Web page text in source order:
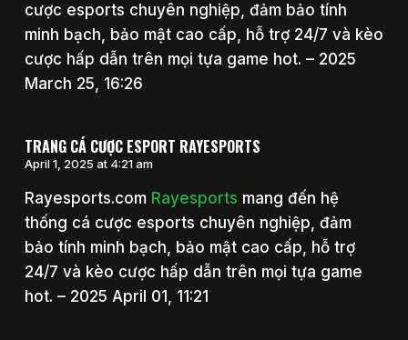
cược esports chuyên nghiệp, đảm bảo tính
minh bạch, bảo mật cao cấp, hỗ trợ 24/7 và kèo
cược hấp dẫn trên mọi tựa game hot. – 2025
March 25, 16:26
TRANG CÁ CƯỢC ESPORT RAYESPORTS
April 1, 2025 at 4:21 am
Rayesports.com Rayesports mang đến hệ
thống cá cược esports chuyên nghiệp, đảm
bảo tính minh bạch, bảo mật cao cấp, hỗ trợ
24/7 và kèo cược hấp dẫn trên mọi tựa game
hot. – 2025 April 01, 11:21